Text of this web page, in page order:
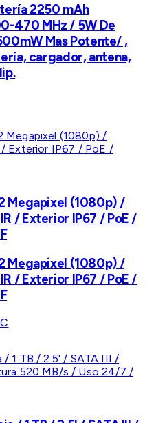
2250 mAh
470 MHz / 5W De
Mas Potente/ ,
cargador, antena,
Megapixel (1080p) /
/ Exterior IP67 / PoE /
Megapixel (1080p) /
/ Exterior IP67 / PoE /